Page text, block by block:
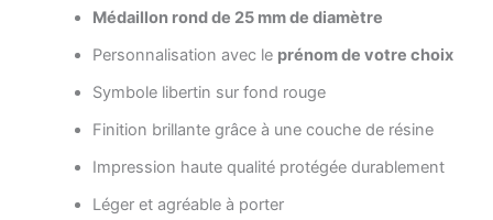
Médaillon rond de 25 mm de diamètre
Personnalisation avec le prénom de votre choix
Symbole libertin sur fond rouge
Finition brillante grâce à une couche de résine
Impression haute qualité protégée durablement
Léger et agréable à porter